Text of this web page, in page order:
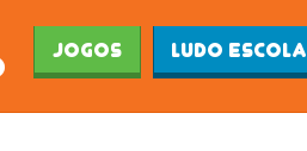
Jogos Ludo Escola